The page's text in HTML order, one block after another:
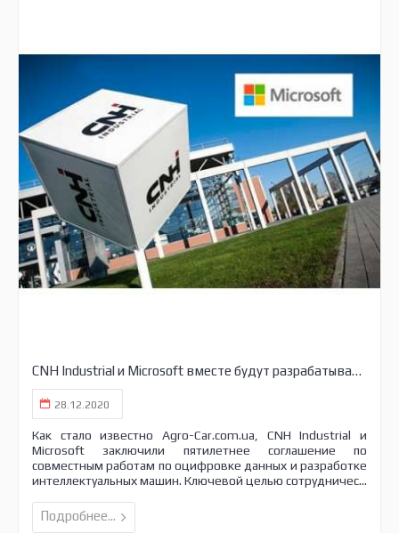
CNH Industrial и Microsoft вместе будут разрабатывать интеллектуальные машины
28.12.2020
Как стало известно Agro-Car.com.ua, CNH Industrial и
Microsoft заключили пятилетнее соглашение по
совместным работам по оцифровке данных и разработке
интеллектуальных машин. Ключевой целью сотрудничес...
Подробнее...